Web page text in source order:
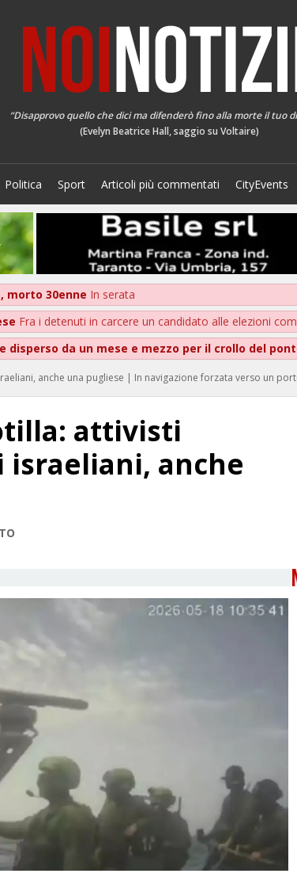
“Disapprovo quello che dici ma difenderò fino alla morte il tuo
(Evelyn Beatrice Hall, saggio su Voltaire)
Politica Sport Articoli più commentati CityEvents
morto 30enne In serata
Fra i detenuti in carcere un candidato alle elezioni
disperso da un mese e mezzo per il crollo del
anche una pugliese | In navigazione forzata verso un
attivisti
anche